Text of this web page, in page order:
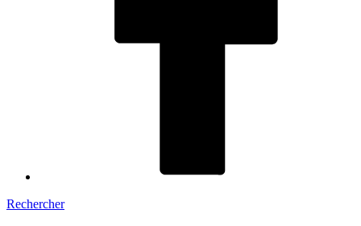
Rechercher